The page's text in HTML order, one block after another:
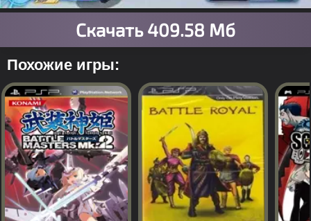
Похожие игры: